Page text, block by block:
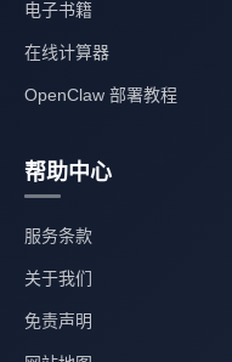
电子书籍
在线计算器
OpenClaw 部署教程
帮助中心
服务条款
关于我们
免责声明